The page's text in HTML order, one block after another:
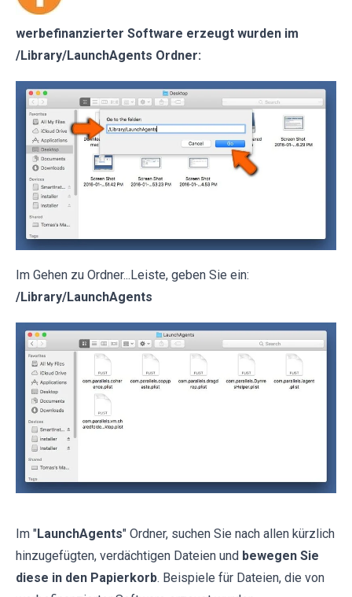
werbefinanzierter Software erzeugt wurden im
/Library/LaunchAgents Ordner:
Im Gehen zu Ordner...Leiste, geben Sie ein:
/Library/LaunchAgents
Im "LaunchAgents" Ordner, suchen Sie nach allen kürzlich
hinzugefügten, verdächtigen Dateien und bewegen Sie
diese in den Papierkorb. Beispiele für Dateien, die von